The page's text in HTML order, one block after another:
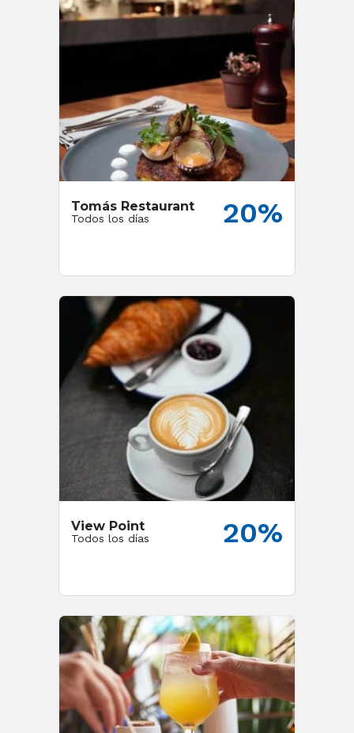
Tomás Restaurant
Todos los días 20%
View Point
Todos los días 20%